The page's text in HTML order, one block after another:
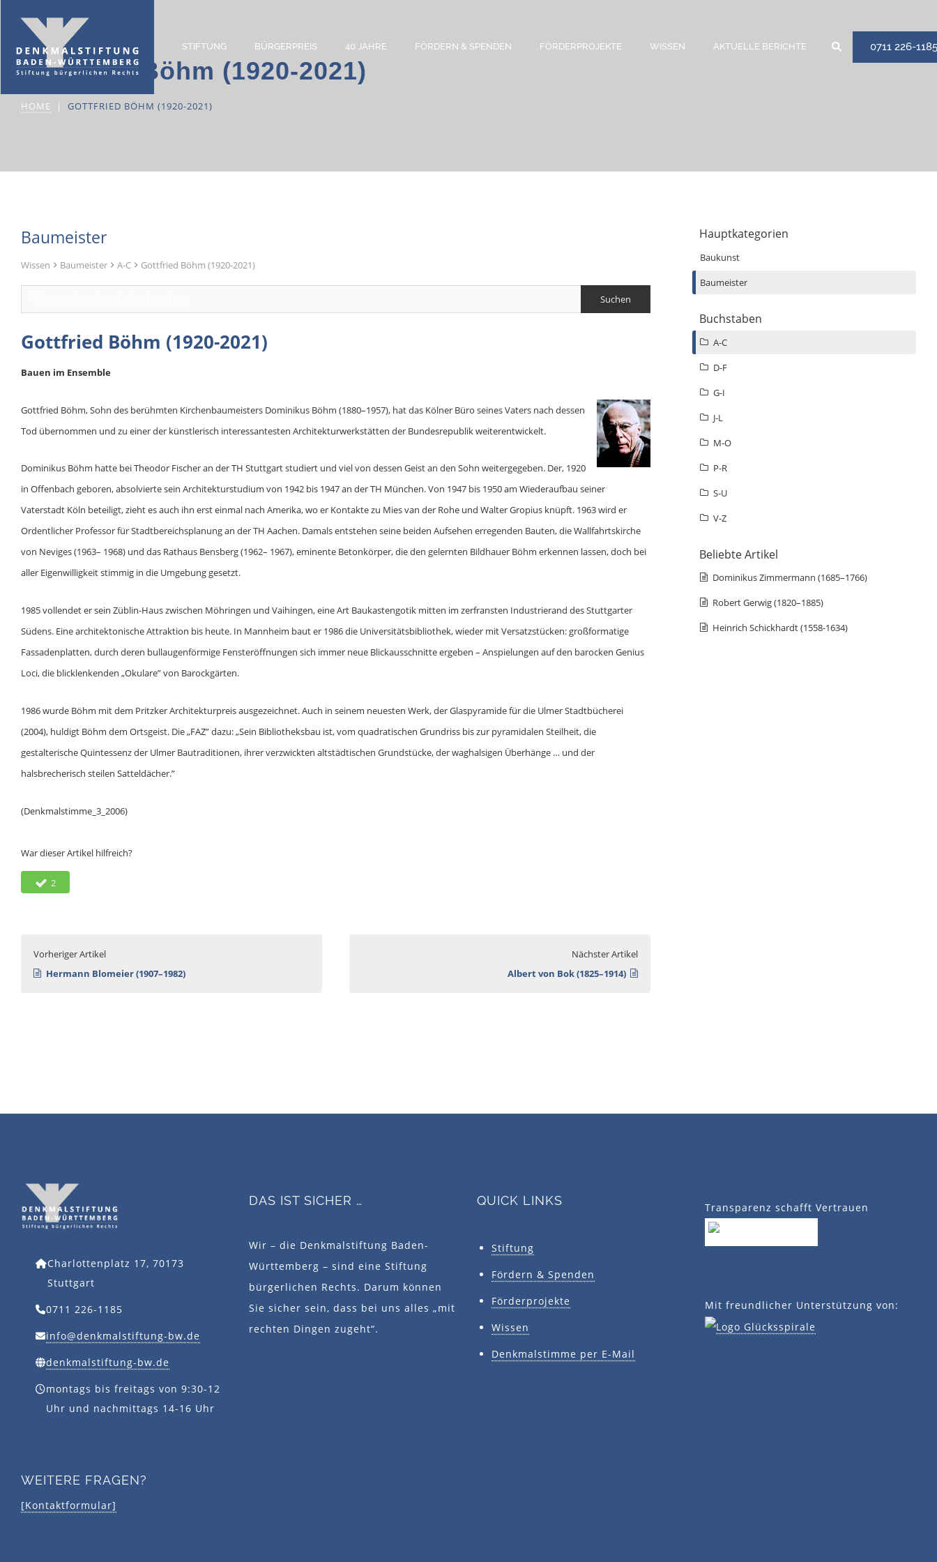
STIFTUNG BÜRGERPREIS 40 JAHRE FÖRDERN & SPENDEN FÖRDERPROJEKTE WISSEN AKTUELLE BERICHTE 0711 226-1185
Gottfried Böhm (1920-2021)
HOME GOTTFRIED BÖHM (1920-2021)
Baumeister
Wissen Baumeister A-C Gottfried Böhm (1920-2021)
Gottfried Böhm (1920-2021)
Bauen im Ensemble
Gottfried Böhm, Sohn des berühmten Kirchenbaumeisters Dominikus Böhm (1880–1957), hat das Kölner Büro seines Vaters nach dessen
Tod übernommen und zu einer der künstlerisch interessantesten Architekturwerkstätten der Bundesrepublik weiterentwickelt.
Dominikus Böhm hatte bei Theodor Fischer an der TH Stuttgart studiert und viel von dessen Geist an den Sohn weitergegeben. Der, 1920
in Offenbach geboren, absolvierte sein Architekturstudium von 1942 bis 1947 an der TH München. Von 1947 bis 1950 am Wiederaufbau seiner
Vaterstadt Köln beteiligt, zieht es auch ihn erst einmal nach Amerika, wo er Kontakte zu Mies van der Rohe und Walter Gropius knüpft. 1963 wird er
Ordentlicher Professor für Stadtbereichsplanung an der TH Aachen. Damals entstehen seine beiden Aufsehen erregenden Bauten, die Wallfahrtskirche
von Neviges (1963– 1968) und das Rathaus Bensberg (1962– 1967), eminente Betonkörper, die den gelernten Bildhauer Böhm erkennen lassen, doch bei
aller Eigenwilligkeit stimmig in die Umgebung gesetzt.
1985 vollendet er sein Züblin-Haus zwischen Möhringen und Vaihingen, eine Art Baukastengotik mitten im zerfransten Industrierand des Stuttgarter
Südens. Eine architektonische Attraktion bis heute. In Mannheim baut er 1986 die Universitätsbibliothek, wieder mit Versatzstücken: großformatige
Fassadenplatten, durch deren bullaugenförmige Fensteröffnungen sich immer neue Blickausschnitte ergeben – Anspielungen auf den barocken Genius
Loci, die blicklenkenden „Okulare” von Barockgärten.
1986 wurde Böhm mit dem Pritzker Architekturpreis ausgezeichnet. Auch in seinem neuesten Werk, der Glaspyramide für die Ulmer Stadtbücherei
(2004), huldigt Böhm dem Ortsgeist. Die „FAZ” dazu: „Sein Bibliotheksbau ist, vom quadratischen Grundriss bis zur pyramidalen Steilheit, die
gestalterische Quintessenz der Ulmer Bautraditionen, ihrer verzwickten altstädtischen Grundstücke, der waghalsigen Überhänge … und der
halsbrecherisch steilen Satteldächer.”
(Denkmalstimme_3_2006)
War dieser Artikel hilfreich?
2
Vorheriger Artikel
Hermann Blomeier (1907–1982)
Nächster Artikel
Albert von Bok (1825–1914)
Hauptkategorien
Baukunst
Baumeister
Buchstaben
A-C
D-F
G-I
J-L
M-O
P-R
S-U
V-Z
Beliebte Artikel
Dominikus Zimmermann (1685–1766)
Robert Gerwig (1820–1885)
Heinrich Schickhardt (1558-1634)
Charlottenplatz 17, 70173
Stuttgart
0711 226-1185
info@denkmalstiftung-bw.de
denkmalstiftung-bw.de
montags bis freitags von 9:30-12
Uhr und nachmittags 14-16 Uhr
WEITERE FRAGEN?
[Kontaktformular]
DAS IST SICHER …
Wir – die Denkmalstiftung Baden-
Württemberg – sind eine Stiftung
bürgerlichen Rechts. Darum können
Sie sicher sein, dass bei uns alles „mit
rechten Dingen zugeht“.
QUICK LINKS
Stiftung
Fördern & Spenden
Förderprojekte
Wissen
Denkmalstimme per E-Mail
Transparenz schafft Vertrauen
Mit freundlicher Unterstützung von: